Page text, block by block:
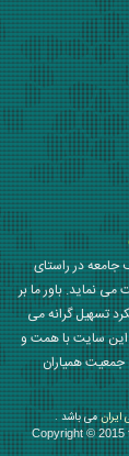
جامعه در راستای
نماید. باور ما بر
تسهیل گرانه می
این سایت با همت و
همیاران
می باشد .
Copyright © 2015